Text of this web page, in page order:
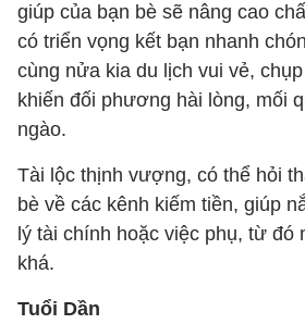
giúp của bạn bè sẽ nâng cao
có triển vọng kết bạn nhanh
cùng nửa kia du lịch vui vẻ,
khiến đối phương hài lòng, mối
ngào.
Tài lộc thịnh vượng, có thể hỏi
bè về các kênh kiếm tiền, giúp
lý tài chính hoặc việc phụ, từ đó
khá.
Tuổi Dần